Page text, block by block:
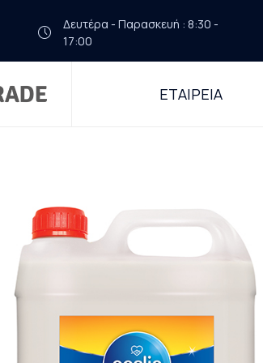
Δευτέρα - Παρασκευή : 8:30 -
17:00
ΕΤΑΙΡΕΙΑ